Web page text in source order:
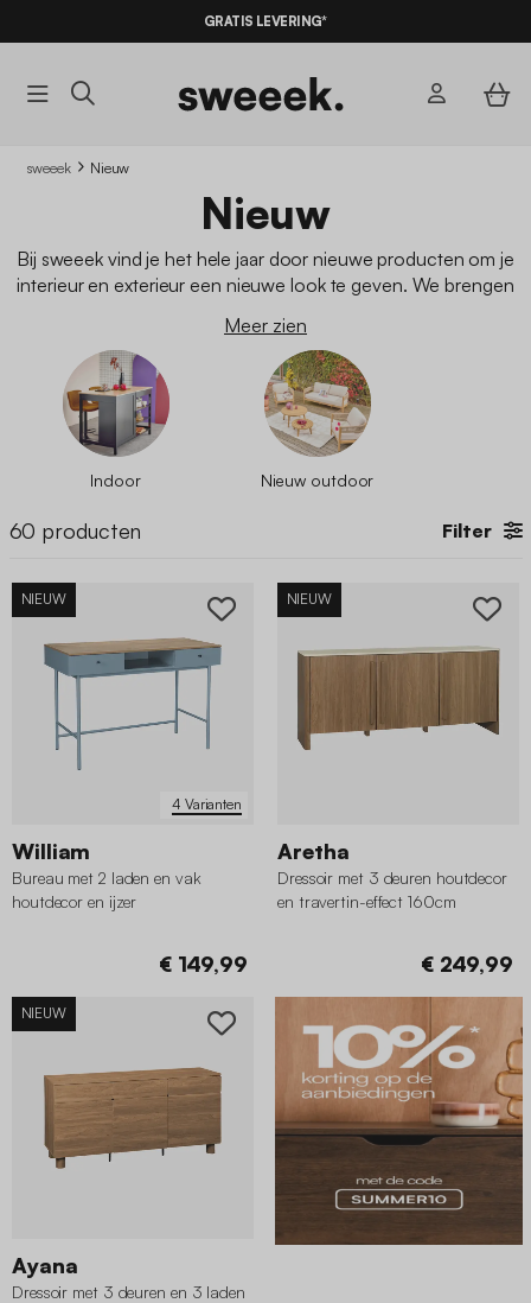
GRATIS LEVERING*
sweeek Nieuw
Nieuw
Bij sweeek vind je het hele jaar door nieuwe producten om je
interieur en exterieur een nieuwe look te geven. We brengen
smaak kan vinden om zijn interieur mee in te richten. Bekijk
onze nieuwste producten inonze online catalogus
Scandinavische,boheemse industriëleofvintage meubels
bieden verschillende stijlen aan, zodat je een interieur kunt
creëren dat bij je past.
Meer zien
Indoor Nieuw outdoor
60 producten Filter
4 Varianten
NIEUW
William
Bureau met 2 laden en vak
houtdecor en ijzer
€ 149,99
NIEUW
Aretha
Dressoir met 3 deuren houtdecor
en travertin-effect 160cm
€ 249,99
NIEUW
Ayana
Dressoir met 3 deuren en 3 laden